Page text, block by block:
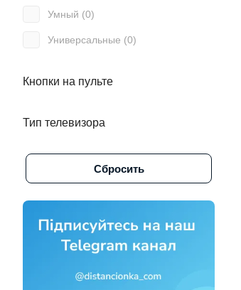
Almacom (
Alpari (10)
Alpin (3)
Amcol (6)
AMCV (2)
Amiko (3)
Умный (0)
Универсальные (0)
Кнопки на пульте
Тип телевизора
Сбросить